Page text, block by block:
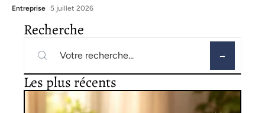
Entreprise 5 juillet 2026
Recherche
Les plus récents